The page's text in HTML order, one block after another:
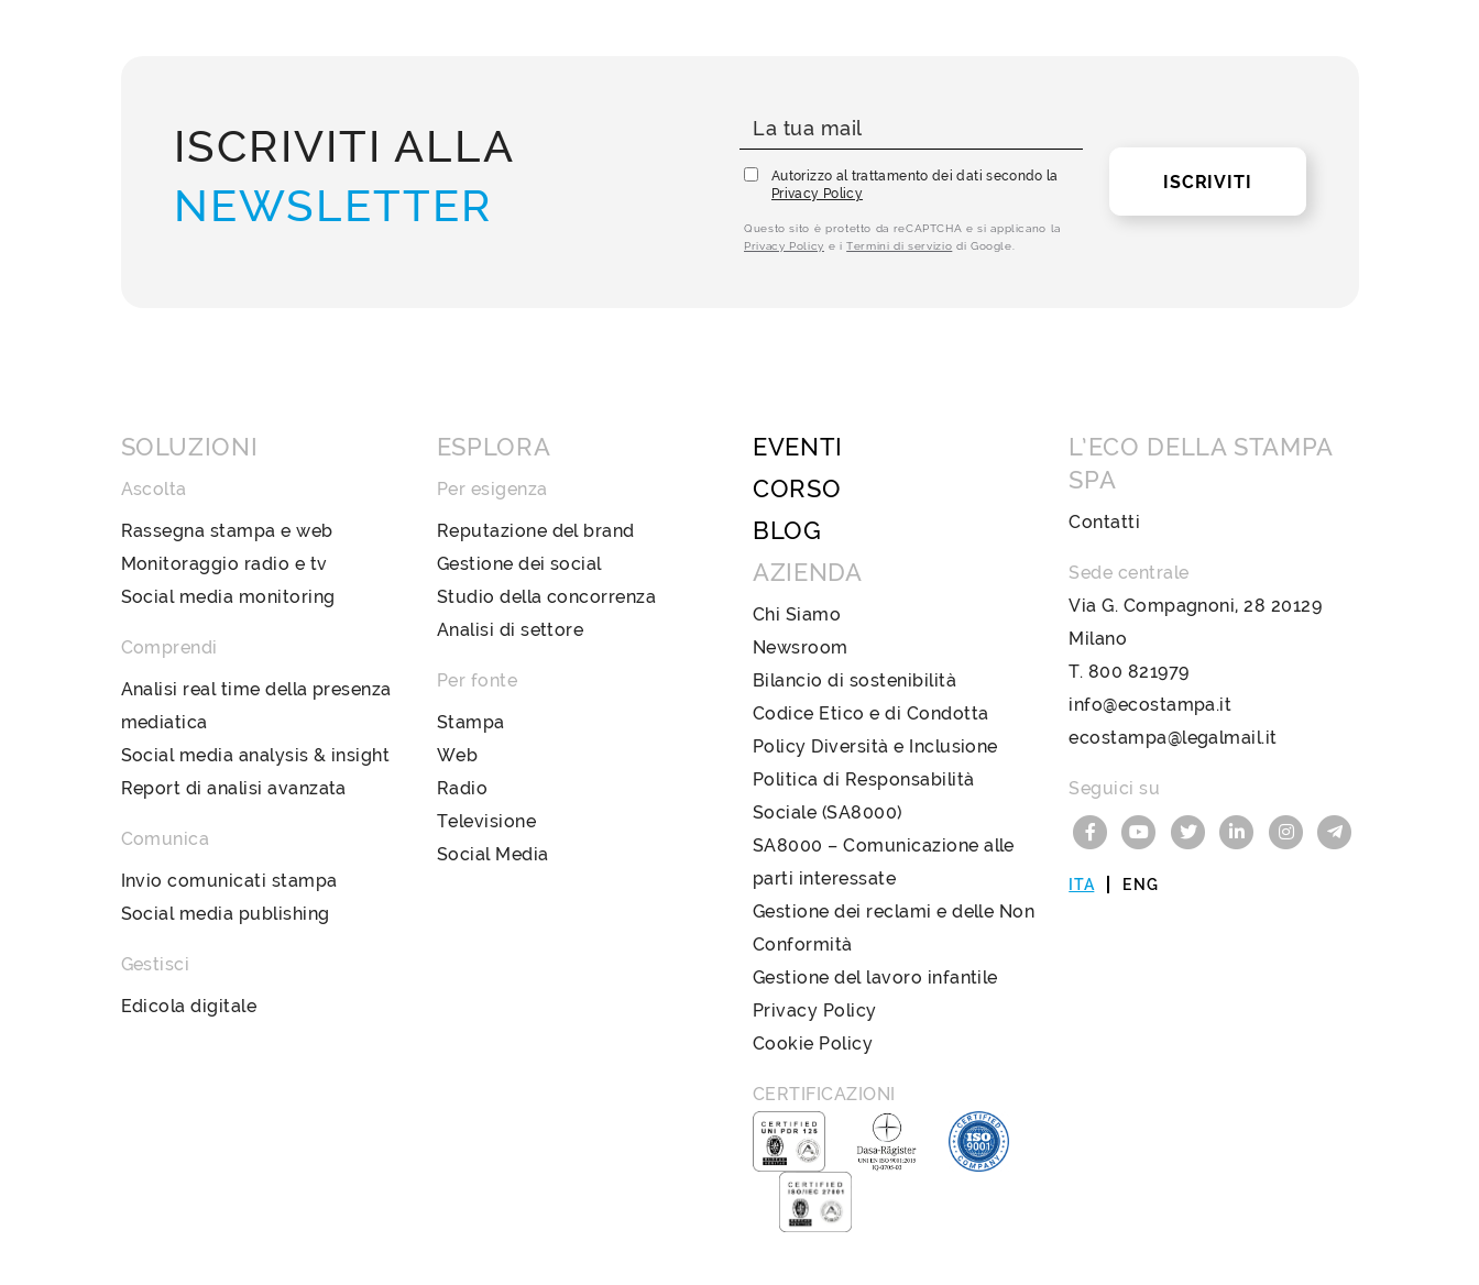
ISCRIVITI ALLA
NEWSLETTER
Autorizzo al trattamento dei dati secondo la
Privacy Policy
Questo sito è protetto da reCAPTCHA e si applicano la
Privacy Policy e iTermini di servizio di Google.
ISCRIVITI
SOLUZIONI
Ascolta
Rassegna stampa e web
Monitoraggio radio e tv
Social media monitoring
Comprendi
Analisi real time della presenza
mediatica
Social media analysis & insight
Report di analisi avanzata
Comunica
Invio comunicati stampa
Social media publishing
Gestisci
Edicola digitale
ESPLORA
Per esigenza
Reputazione del brand
Gestione dei social
Studio della concorrenza
Analisi di settore
Per fonte
Stampa
Web
Radio
Televisione
Social Media
EVENTI
CORSO
BLOG
AZIENDA
Chi Siamo
Newsroom
Bilancio di sostenibilità
Codice Etico e di Condotta
Policy Diversità e Inclusione
Politica di Responsabilità
Sociale (SA8000)
SA8000 – Comunicazione alle
parti interessate
Gestione dei reclami e delle Non
Conformità
Gestione del lavoro infantile
Privacy Policy
Cookie Policy
CERTIFICAZIONI
L’ECO DELLA STAMPA
SPA
Contatti
Sede centrale
Via G. Compagnoni, 28 20129
Milano
T. 800 821979
info@ecostampa.it
ecostampa@legalmail.it
Seguici su
ITA ENG